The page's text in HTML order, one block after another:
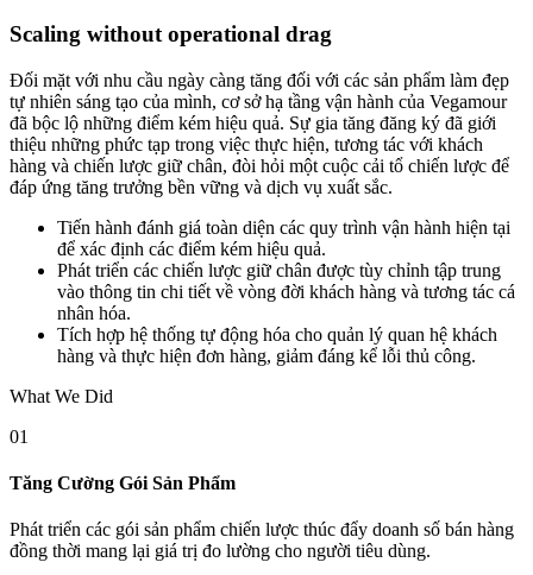
Scaling without operational drag
Đối mặt với nhu cầu ngày càng tăng đối với các sản phẩm làm đẹp
tự nhiên sáng tạo của mình, cơ sở hạ tầng vận hành của Vegamour
đã bộc lộ những điểm kém hiệu quả. Sự gia tăng đăng ký đã giới
thiệu những phức tạp trong việc thực hiện, tương tác với khách
hàng và chiến lược giữ chân, đòi hỏi một cuộc cải tổ chiến lược để
đáp ứng tăng trưởng bền vững và dịch vụ xuất sắc.
Tiến hành đánh giá toàn diện các quy trình vận hành hiện tại
để xác định các điểm kém hiệu quả.
Phát triển các chiến lược giữ chân được tùy chỉnh tập trung
vào thông tin chi tiết về vòng đời khách hàng và tương tác cá
nhân hóa.
Tích hợp hệ thống tự động hóa cho quản lý quan hệ khách
hàng và thực hiện đơn hàng, giảm đáng kể lỗi thủ công.
What We Did
01
Tăng Cường Gói Sản Phẩm
Phát triển các gói sản phẩm chiến lược thúc đẩy doanh số bán hàng
đồng thời mang lại giá trị đo lường cho người tiêu dùng.